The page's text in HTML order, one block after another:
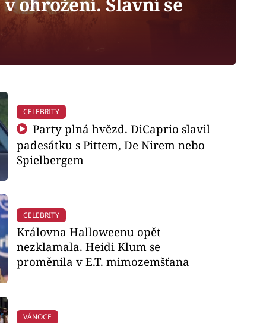
CELEBRITY
Party plná hvězd. DiCaprio slavil
padesátku s Pittem, De Nirem nebo
Spielbergem
CELEBRITY
Královna Halloweenu opět
nezklamala. Heidi Klum se
proměnila v E.T. mimozemšťana
VÁNOCE